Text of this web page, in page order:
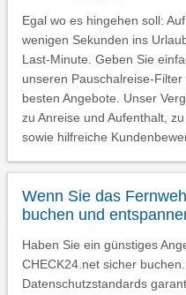
Egal wo es hingehen soll:
wenigen Sekunden ins
Last-Minute. Geben Sie
unseren Pauschalreise-
besten Angebote. Unser
zu Anreise und Aufenthalt,
sowie hilfreiche
Wenn Sie das
buchen und
Haben Sie ein günstiges
CHECK24.net sicher
Datenschutzstandards